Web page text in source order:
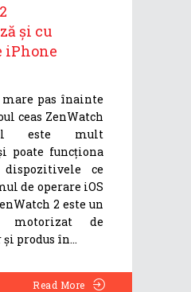
și cu
iPhone
mare pas înainte
ceas ZenWatch
este mult
poate funcționa
ce
de operare iOS
2 este un
motorizat de
și produs în
Read More